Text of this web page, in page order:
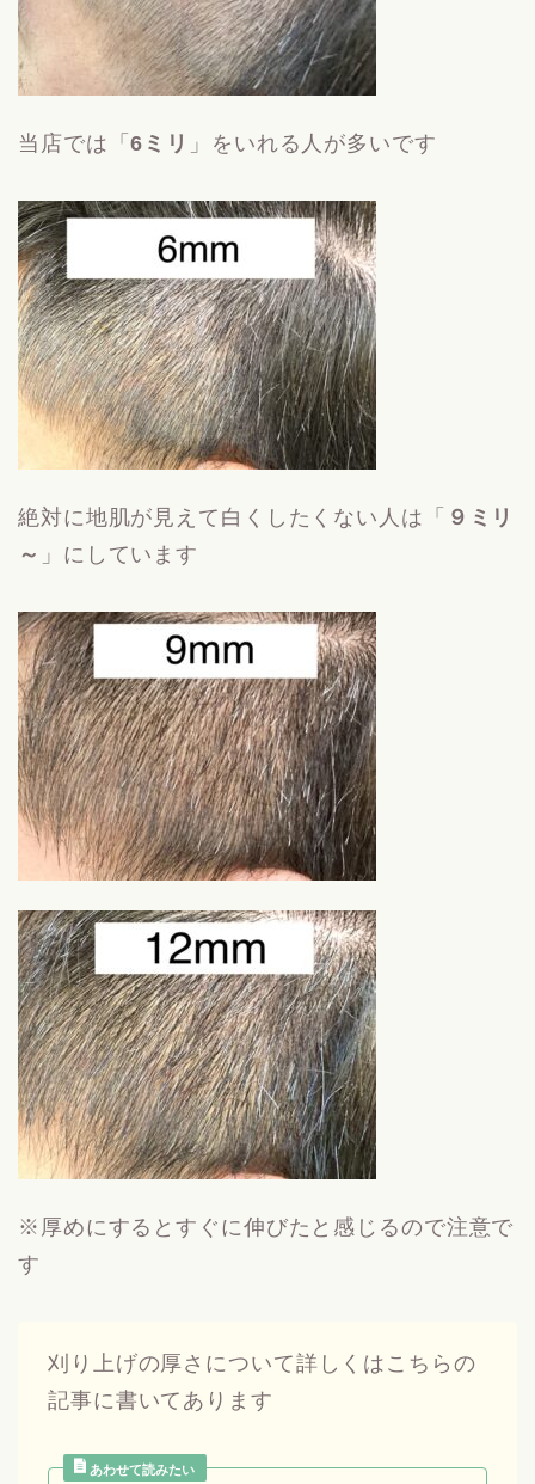
当店では「6ミリ 」をいれる人が多いです
絶対に地肌が見えて白くしたくない人は「 ９ミリ
～ 」にしています
※厚めにするとすぐに伸びたと感じるので注意で
す
刈り上げの厚さについて詳しくはこちらの
記事に書いてあります